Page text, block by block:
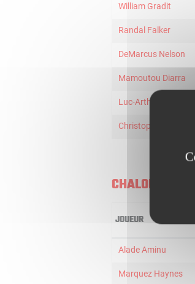
William Gradit
Randal Falker
DeMarcus Nelson
Mamoutou Diarra
Luc-Arthur Vebobe
Christophe Leonard
CHALON
JOUEUR
Alade Aminu
Marquez Haynes